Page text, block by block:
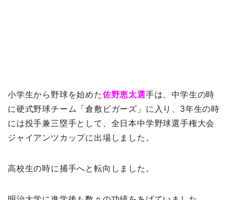
小学生から野球を始めた佐野恵太選手は、中学生の時
に硬式野球チーム「倉敷ビガーズ」に入り、3年生の時
には投手兼三塁手として、全日本中学野球選手権大会
ジャイアンツカップに出場しました。
高校生の時に捕手へと転向しました。